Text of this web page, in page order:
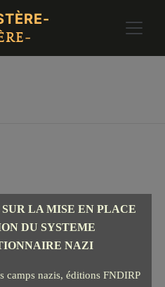
LA MISE EN PLACE
DU SYSTEME
NAZI
camps nazis, éditions FNDIRP